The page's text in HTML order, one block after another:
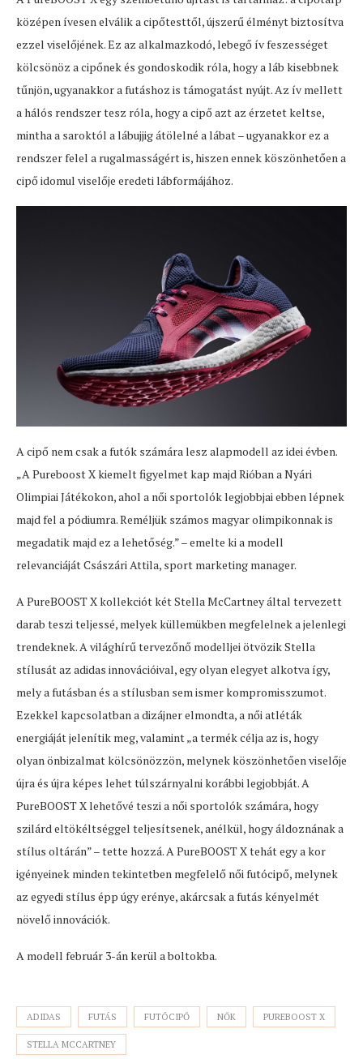
középen ívesen elválik a cipőtesttől, újszerű élményt biztosítva
ezzel viselőjének. Ez az alkalmazkodó, lebegő ív feszességet
kölcsönöz a cipőnek és gondoskodik róla, hogy a láb kisebbnek
tűnjön, ugyanakkor a futáshoz is támogatást nyújt. Az ív mellett
a hálós rendszer tesz róla, hogy a cipő azt az érzetet keltse,
mintha a saroktól a lábujjig átölelné a lábat – ugyanakkor ez a
rendszer felel a rugalmasságért is, hiszen ennek köszönhetően a
cipő idomul viselője eredeti lábformájához.
A cipő nem csak a futók számára lesz alapmodell az idei évben.
„A Pureboost X kiemelt figyelmet kap majd Rióban a Nyári
Olimpiai Játékokon, ahol a női sportolók legjobbjai ebben lépnek
majd fel a pódiumra. Reméljük számos magyar olimpikonnak is
megadatik majd ez a lehetőség.” – emelte ki a modell
relevanciáját Császári Attila, sport marketing manager.
A PureBOOST X kollekciót két Stella McCartney által tervezett
darab teszi teljessé, melyek küllemükben megfelelnek a jelenlegi
trendeknek. A világhírű tervezőnő modelljei ötvözik Stella
stílusát az adidas innovációival, egy olyan elegyet alkotva így,
mely a futásban és a stílusban sem ismer kompromisszumot.
Ezekkel kapcsolatban a dizájner elmondta, a női atléták
energiáját jelenítik meg, valamint „a termék célja az is, hogy
olyan önbizalmat kölcsönözzön, melynek köszönhetően viselője
újra és újra képes lehet túlszárnyalni korábbi legjobbját. A
PureBOOST X lehetővé teszi a női sportolók számára, hogy
szilárd eltökéltséggel teljesítsenek, anélkül, hogy áldoznának a
stílus oltárán” – tette hozzá. A PureBOOST X tehát egy a kor
igényeinek minden tekintetben megfelelő női futócipő, melynek
az egyedi stílus épp úgy erénye, akárcsak a futás kényelmét
növelő innovációk.
A modell február 3-án kerül a boltokba.
ADIDAS FUTÁS FUTÓCIPŐ NŐK PUREBOOST X
STELLA MCCARTNEY